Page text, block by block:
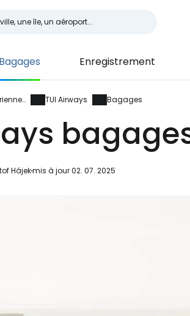
Bagages Enregistrement
Compagnies aériennes TUI Airways Bagages
Hájekmis à jour 02. 07. 2025